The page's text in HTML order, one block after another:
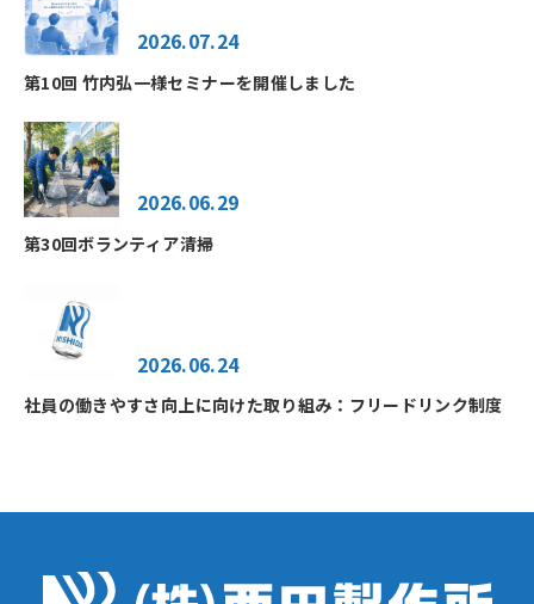
2026.07.24
第10回 竹内弘一様セミナーを開催しました
2026.06.29
第30回ボランティア清掃
2026.06.24
社員の働きやすさ向上に向けた取り組み：フリードリンク制度